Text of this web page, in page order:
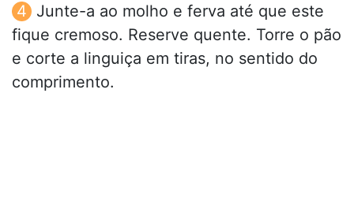
Junte-a ao molho e ferva até que este
fique cremoso. Reserve quente. Torre o pão
e corte a linguiça em tiras, no sentido do
comprimento.